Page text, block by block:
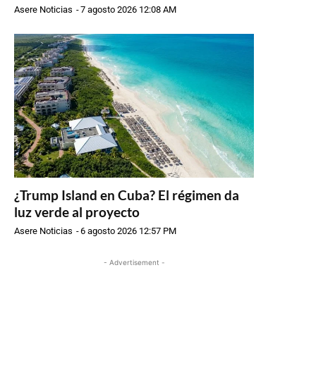
Asere Noticias -7 agosto 2026 12:08 AM
¿Trump Island en Cuba? El régimen da
luz verde al proyecto
Asere Noticias -6 agosto 2026 12:57 PM
- Advertisement -